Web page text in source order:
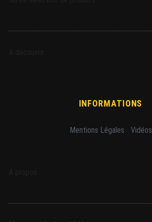
INFORMATIONS
Mentions Légales Vidéos